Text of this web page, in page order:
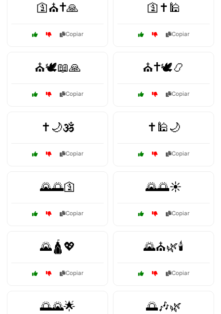
🛐⛪✝️🙏
Copiar
🛐✝️🕌
Copiar
⛪🕊️📖🙏
Copiar
⛪✝️🕊️📿
Copiar
✝️🌙🕉️
Copiar
✝️🕌🌙
Copiar
🌄🌅🛐
Copiar
🌄🌅☀️
Copiar
🌄🛕💖
Copiar
🌄⛪🌿🕯️
Copiar
🌅🌄🌟 🌅🎶🌿